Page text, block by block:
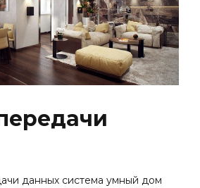
данных система умный дом